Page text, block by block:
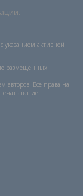
указанием активной
размещенных
Все права на